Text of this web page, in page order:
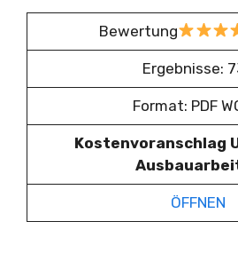
Bewertung
Ergebnisse:
Format: PDF
Kostenvoranschlag
ÖFFNEN